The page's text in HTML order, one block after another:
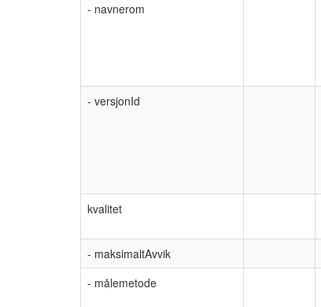
- navnerom
- versjonId
kvalitet
- maksimaltAvvik
- målemetode